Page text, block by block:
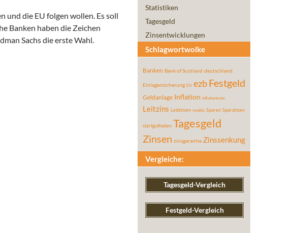
und die EU folgen wollen. Es soll
Banken haben die Zeichen
Sachs die erste Wahl.
Statistiken
Tagesgeld
Zinsentwicklungen
Schlagwortwolke
Banken Bank of Scotland deutschland
Einlagensicherung EU ezbFestgeld
Geldanlage Inflation inflationsrate
Leitzins Leitzinsen rendite Sparen Sparzinsen
startguthaben Tagesgeld
Zinsen zinsgarantie Zinssenkung
Vergleiche:
Tagesgeld-Vergleich
Festgeld-Vergleich